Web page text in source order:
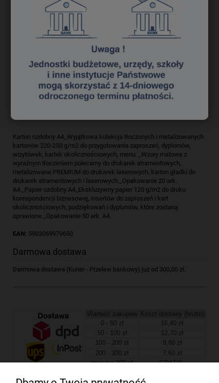
dodaj do przechowalni
Kod produktu:
kak0520340
poleć znajomemu
Karton ozdobny A4_Wyjątkowa kolekcja tłoczonych i metalizowanych
kartonów 220-250 g/m2 do przygotowania zaproszeń, dyplomów,
wizytówek, kartek okolicznościowych, menu. _Wzory matowe z
wyraźnym tłoczeniem polecamy do drukarek atramentowych,
metalizowane PREMIUM do drukarek laserowych, karton gładki do
drukarek atramentowych i laserowych._Opakowanie 20 ark.
A4._Papier ozdobny A4_Ekskluzywny papier 120 g/m2 do druku
korespondencji biznesowej, insertów do zaproszeń i kart
okolicznościowych, podziękowań i dyplomów, które zostaną
oprawione._Opakowanie 50 ark. A4.
EAN: 5903069979650
Darmowa dostawa
Darmowa dostawa (Kurier - Przelew bankowy) już od 300,00 zł.
Wartość zakupów
Koszt dostawy (brutto)
0 - 50 zł
16,40 zł
50 - 100 zł
12,70 zł
100 - 200 zł
9,80 zł
200 - 300 zł
7,60 zł
powyżej 300 zł
GRATIS